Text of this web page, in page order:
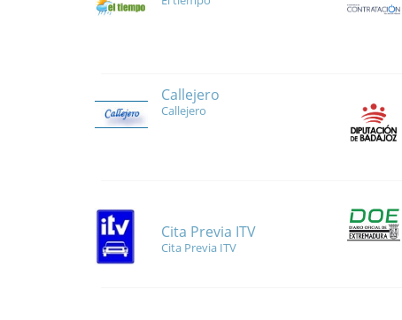
Callejero
Callejero
Cita Previa ITV
Cita Previa ITV